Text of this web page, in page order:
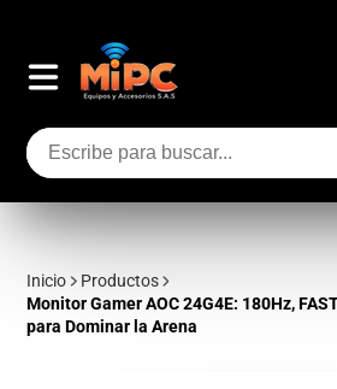
Inicio
Productos
Monitor Gamer AOC 24G4E: 180Hz,
para Dominar la Arena